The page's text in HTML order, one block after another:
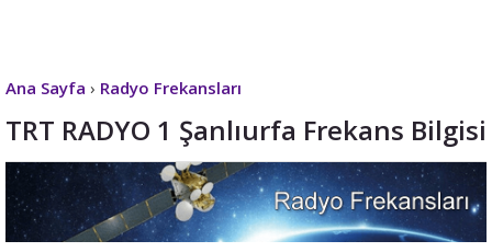
Ana Sayfa › Radyo Frekansları
TRT RADYO 1 Şanlıurfa Frekans Bilgisi